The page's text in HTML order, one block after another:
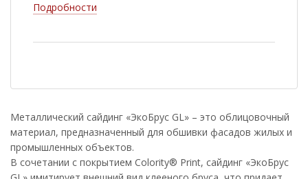
Подробности
Металлический сайдинг «ЭкоБрус GL» – это облицовочный
материал, предназначенный для обшивки фасадов жилых и
промышленных объектов.
В сочетании с покрытием Colority® Print, сайдинг «ЭкоБрус